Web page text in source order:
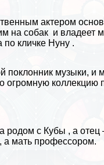
актером
на собак и владеет
по кличке Нуну .
поклонник музыки, и
огромную коллекцию
родом с Кубы , а
а мать профессором.